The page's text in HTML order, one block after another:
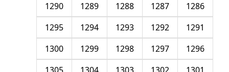
1286
1287
1288
1289
1290
1291
1292
1293
1294
1295
1296
1297
1298
1299
1300